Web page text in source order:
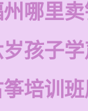
哪里
岁孩子
筝培训